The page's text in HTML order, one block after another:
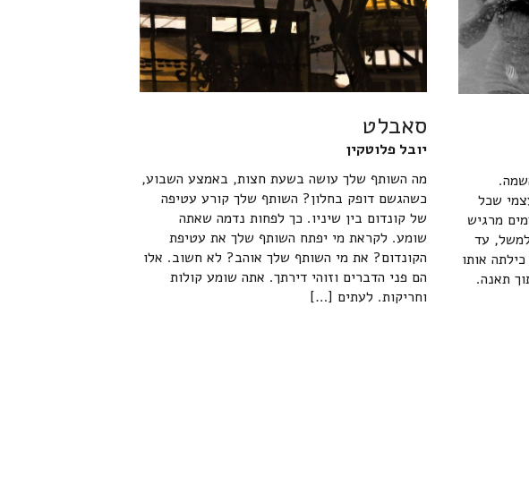
שכל
מרגיש
עד
אותו
תאנה.
סאבלט
יובל פלוטקין
מה השותף שלך עושה בשעת חצות, באמצע השבוע,
כשהגשם דופק בחלון? השותף שלך קורע עטיפה
של קונדום בין שיניו. כך לפחות נדמה שאתה
שומע. לקראת מי יפתח השותף שלך את עטיפת
הקונדום? את מי השותף שלך אוהב? לא חשוב. אלו
הם פני הדברים וזוהי דירתך. אתה שומע קולות
וחריקות. לעתים […]